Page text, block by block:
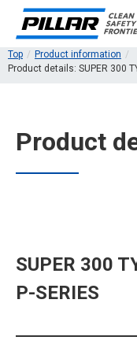
Top
Product information
Product details: SUPER 300
Product
SUPER 300
P-SERIES